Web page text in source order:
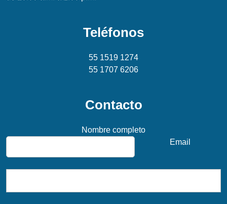
Teléfonos
55 1519 1274
55 1707 6206
Contacto
Nombre completo
Email